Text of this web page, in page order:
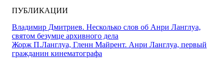
ПУБЛИКАЦИИ
Владимир Дмитриев. Несколько слов об Анри Ланглуа,
святом безумце архивного дела
Жорж П.Ланглуа, Гленн Майрент. Анри Ланглуа, первый
гражданин кинематографа